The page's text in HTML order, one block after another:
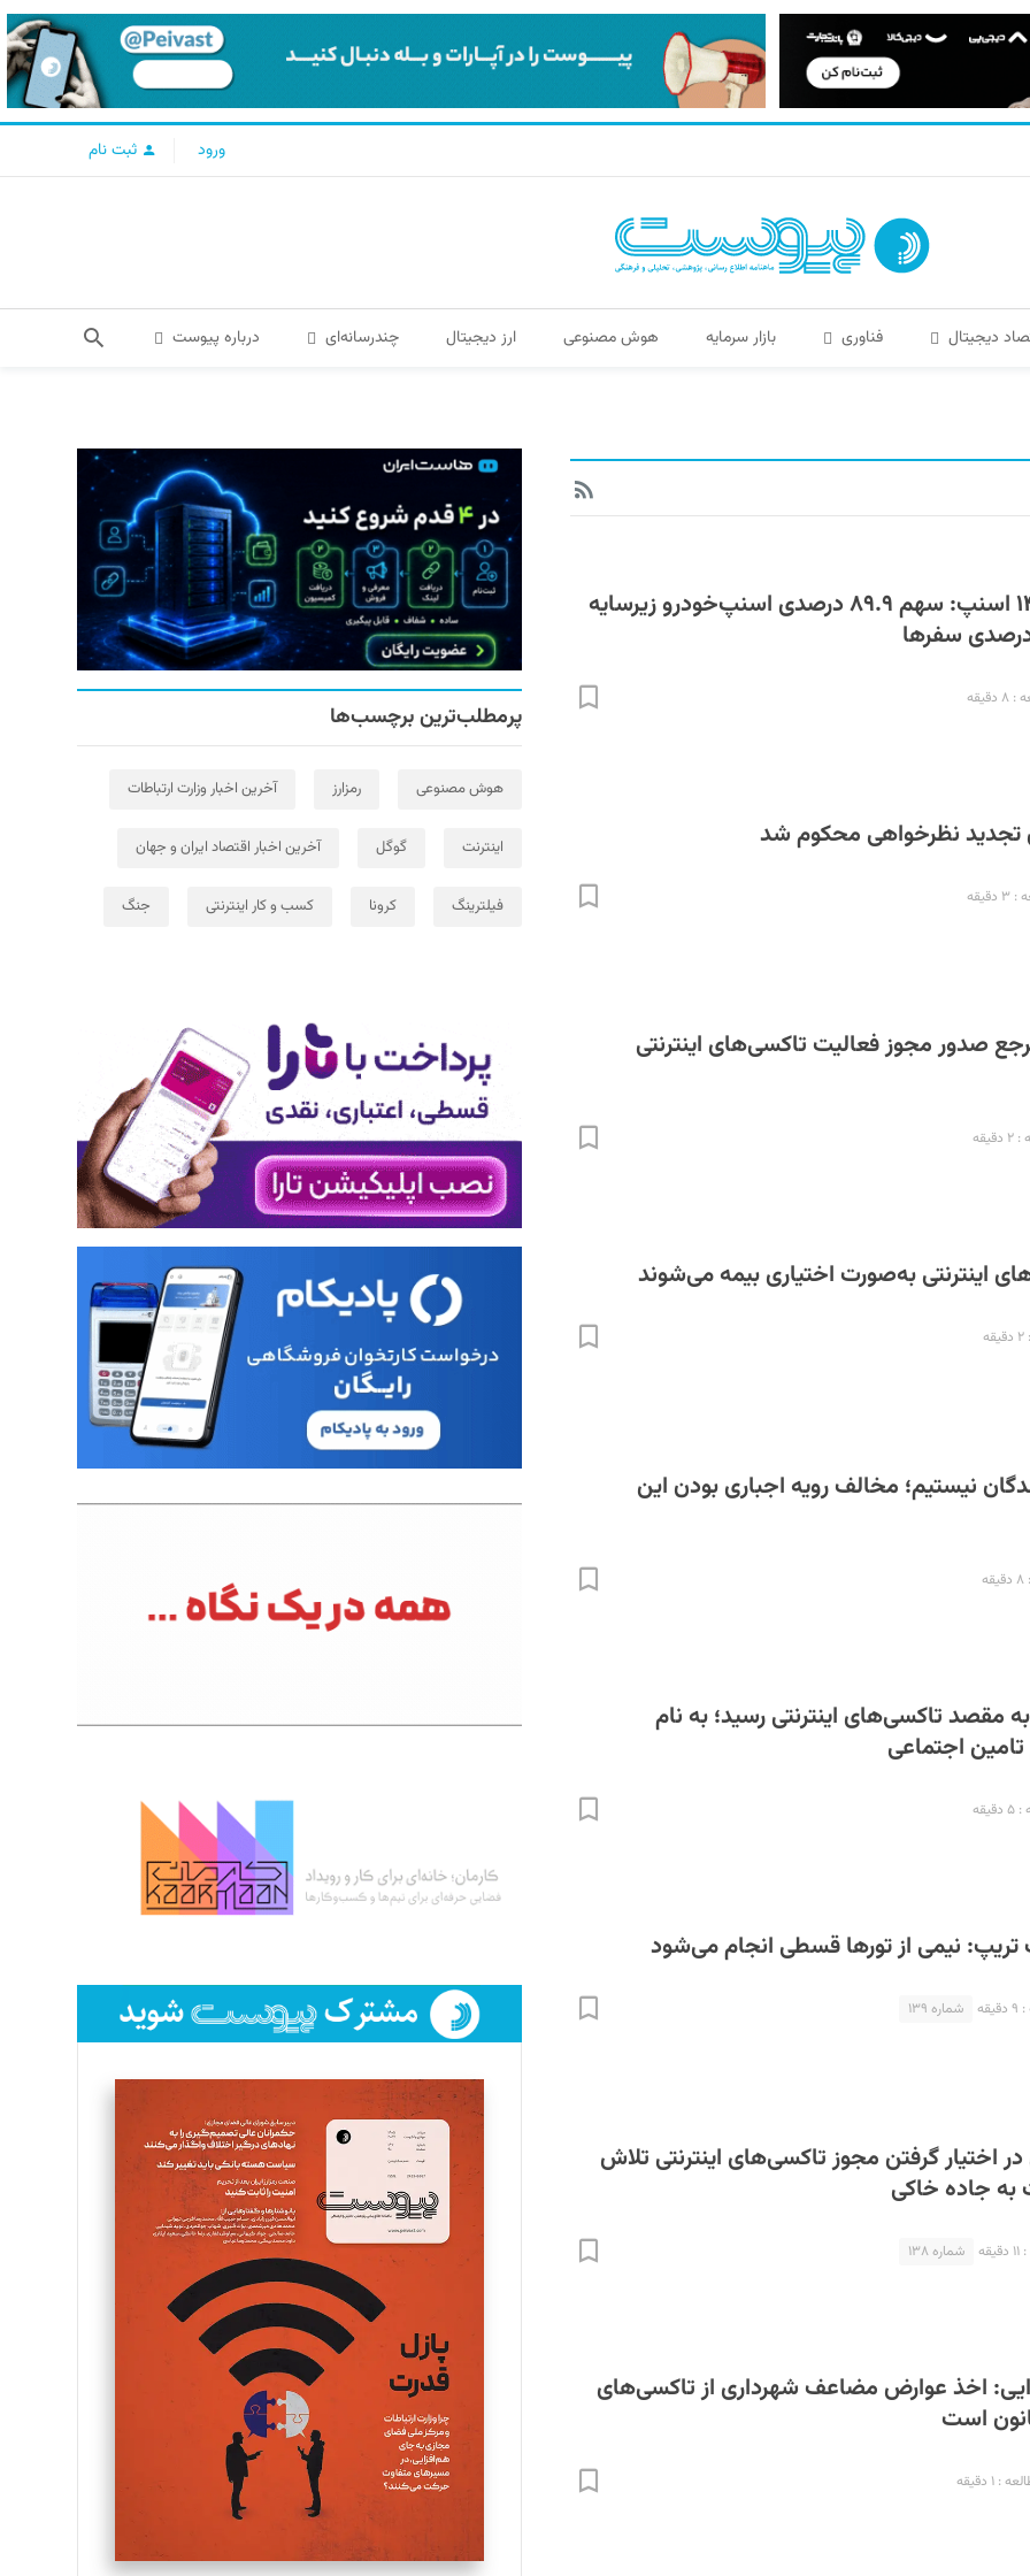
ورود ثبت نام
دیجیتال فناوری بازار سرمایه هوش مصنوعی ارز دیجیتال چندرسانه‌ای درباره پیوست
گزراش سال ۱۴۰۴ اسنپ: سهم ۸۹.۹ درصدی اسنپ‌خودرو زیرسایه
تجدید نظرخواهی محکوم شد
صدور مجوز فعالیت تاکسی‌های اینترنتی
اینترنتی به‌صورت اختیاری بیمه می‌شوند
نیستیم؛ مخالف رویه اجباری بودن این
مقصد تاکسی‌های اینترنتی رسید؛ به نام
تامین اجتماعی
نیمی از تورها قسطی انجام می‌شود
شماره ۱۳۹
اختیار گرفتن مجوز تاکسی‌های اینترنتی تلاش
به جاده خاکی
شماره ۱۳۸
اخذ عوارض مضاعف شهرداری از تاکسی‌های
است
۱ دقیقه
پرمطلب‌ترین برچسب‌ها
هوش مصنوعی رمزارز آخرین اخبار وزارت ارتباطات
اینترنت گوگل آخرین اخبار اقتصاد ایران و جهان
فیلترینگ کرونا کسب و کار اینترنتی جنگ